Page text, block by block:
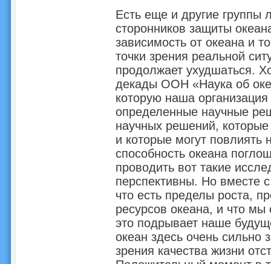
Есть еще и другие группы
сторонников защиты
зависимость от океана и
точки зрения реальной
продолжает ухудшаться.
декады ООН «Наука об
которую наша
определенные научные
научных решений,
и которые могут повлиять
способность океана
проводить вот такие
перспективны. Но вместе
что есть пределы роста,
ресурсов океана, и что
это подрывает наше
океан здесь очень сильно
зрения качества жизни